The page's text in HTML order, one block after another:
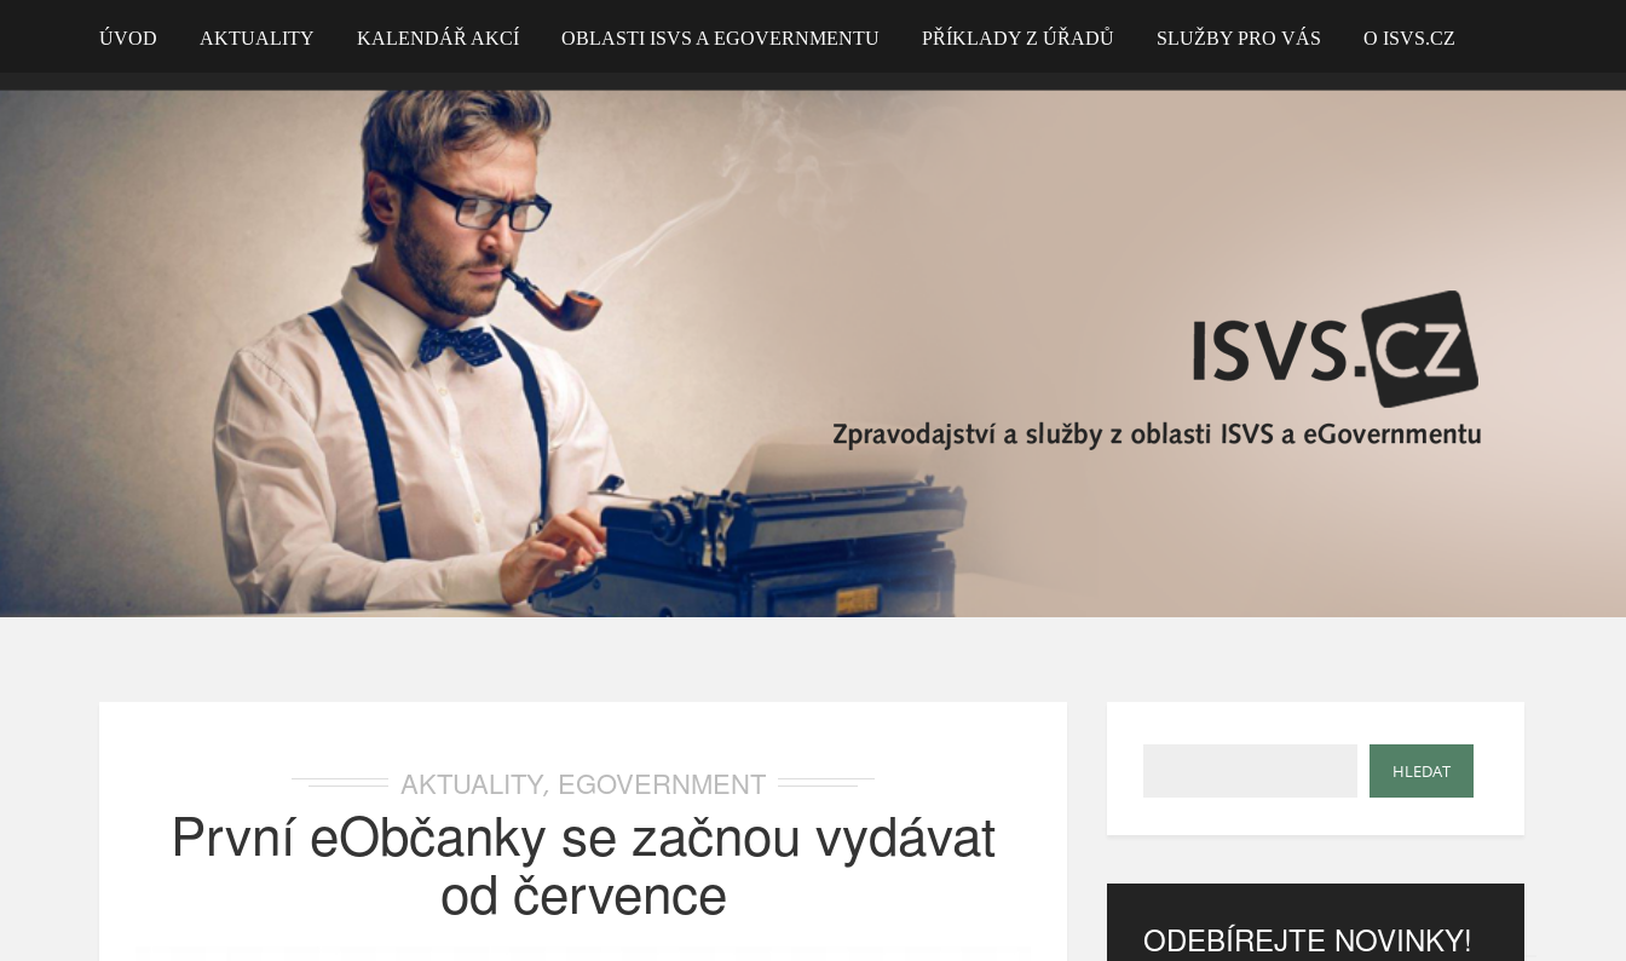
ÚVOD AKTUALITY KALENDÁŘ AKCÍ OBLASTI ISVS A EGOVERNMENTU PŘÍKLADY Z ÚŘADŮ SLUŽBY PRO VÁS O ISVS.CZ
AKTUALITY, EGOVERNMENT
První eObčanky se začnou vydávat
od července
ODEBÍREJTE NOVINKY!